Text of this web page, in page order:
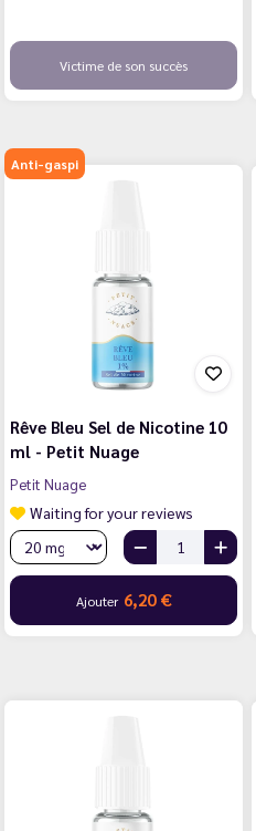
Victime de son succès
Anti-gaspi
Rêve Bleu Sel de Nicotine 10
ml - Petit Nuage
Petit Nuage
Waiting for your reviews
Ajouter 6,20 €